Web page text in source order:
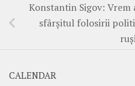
Konstantin Sigov: Vrem
sfârșitul folosirii
CALENDAR